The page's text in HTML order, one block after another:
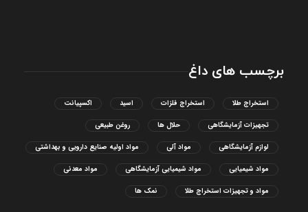
برچسب های داغ
استخراج طلا استخراج فلزات اسید اکسپیانت
تجهیزات آزمایشگاهی حلال ها روغن طبیعی
لوازم آزمایشگاهی مواد آلی مواد اولیه صنایع دارویی و بهداشتی
مواد شیمیایی مواد شیمیایی آزمایشگاهی مواد معدنی
مواد و تجهیزات استخراج طلا نمک ها